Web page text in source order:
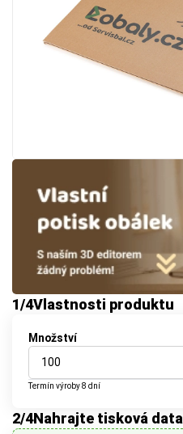
1/4Vlastnosti produktu
Množství
Termín výroby8 dní
2/4Nahrajte tisková data